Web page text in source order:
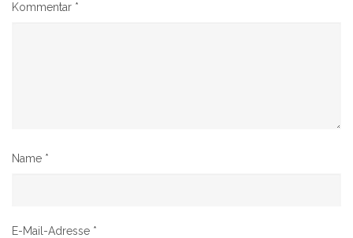
Kommentar *
Name *
E-Mail-Adresse *